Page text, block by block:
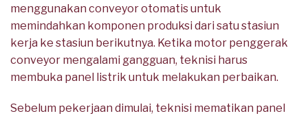
menggunakan conveyor otomatis untuk
memindahkan komponen produksi dari satu stasiun
kerja ke stasiun berikutnya. Ketika motor penggerak
conveyor mengalami gangguan, teknisi harus
membuka panel listrik untuk melakukan perbaikan.
Sebelum pekerjaan dimulai, teknisi mematikan panel